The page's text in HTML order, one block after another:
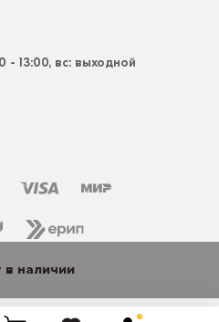
в наличии
- 13:00, вс: выходной
avto-kraska.by